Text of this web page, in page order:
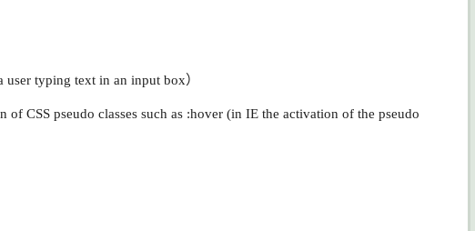
typing text in an input box）
CSS pseudo classes such as :hover (in IE the activation of the pseudo